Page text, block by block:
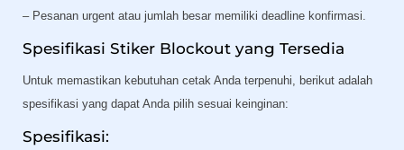
– Pesanan urgent atau jumlah besar memiliki deadline konfirmasi.
Spesifikasi Stiker Blockout yang Tersedia
Untuk memastikan kebutuhan cetak Anda terpenuhi, berikut adalah
spesifikasi yang dapat Anda pilih sesuai keinginan:
Spesifikasi: